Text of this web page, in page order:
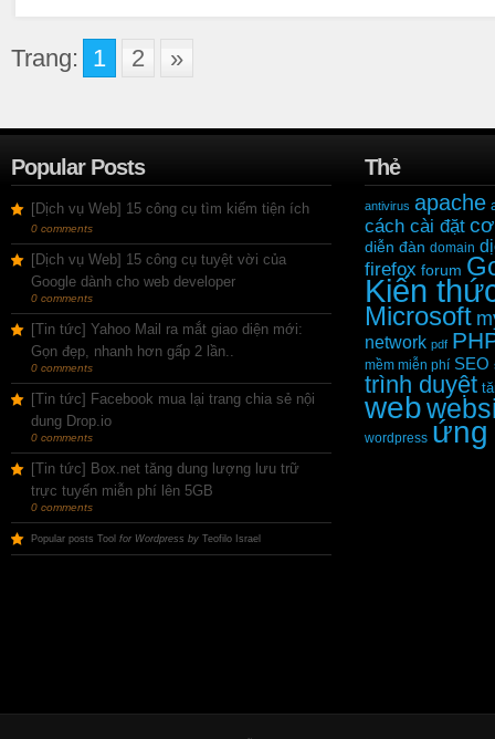
Trang: 1 2 »
Popular Posts
[Dịch vụ Web] 15 công cụ tìm kiếm tiện ích
0 comments
[Dịch vụ Web] 15 công cụ tuyệt vời của
Google dành cho web developer
0 comments
[Tin tức] Yahoo Mail ra mắt giao diện mới:
Gọn đẹp, nhanh hơn gấp 2 lần..
0 comments
[Tin tức] Facebook mua lại trang chia sẻ nội
dung Drop.io
0 comments
[Tin tức] Box.net tăng dung lượng lưu trữ
trực tuyến miễn phí lên 5GB
0 comments
Popular posts Tool for Wordpress by Teofilo Israel
Thẻ
antivirus apache
cách cài đặt
diễn đàn domain
firefox forum
Kiến
Microsoft
network pdf
mềm miễn phí SEO
trình duyệt
web
wordpress ứng